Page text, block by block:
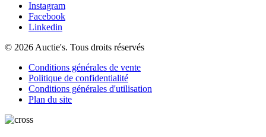
Instagram
Facebook
Linkedin
© 2026 Auctie's. Tous droits réservés
Conditions générales de vente
Politique de confidentialité
Conditions générales d'utilisation
Plan du site